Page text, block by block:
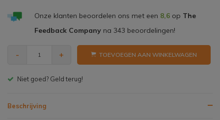
Onze klanten beoordelen ons met een 8,6op The
Feedback Companyna 343 beoordelingen!
- + TOEVOEGEN AAN WINKELWAGEN
Gratis bezorgen v.a. € 150,- (NL)
Beschrijving